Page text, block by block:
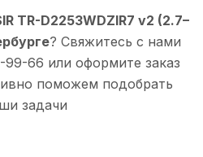
TR-D2253WDZIR7 v2 (2.7–
? Свяжитесь с нами
99-66 или оформите заказ
поможем подобрать
задачи